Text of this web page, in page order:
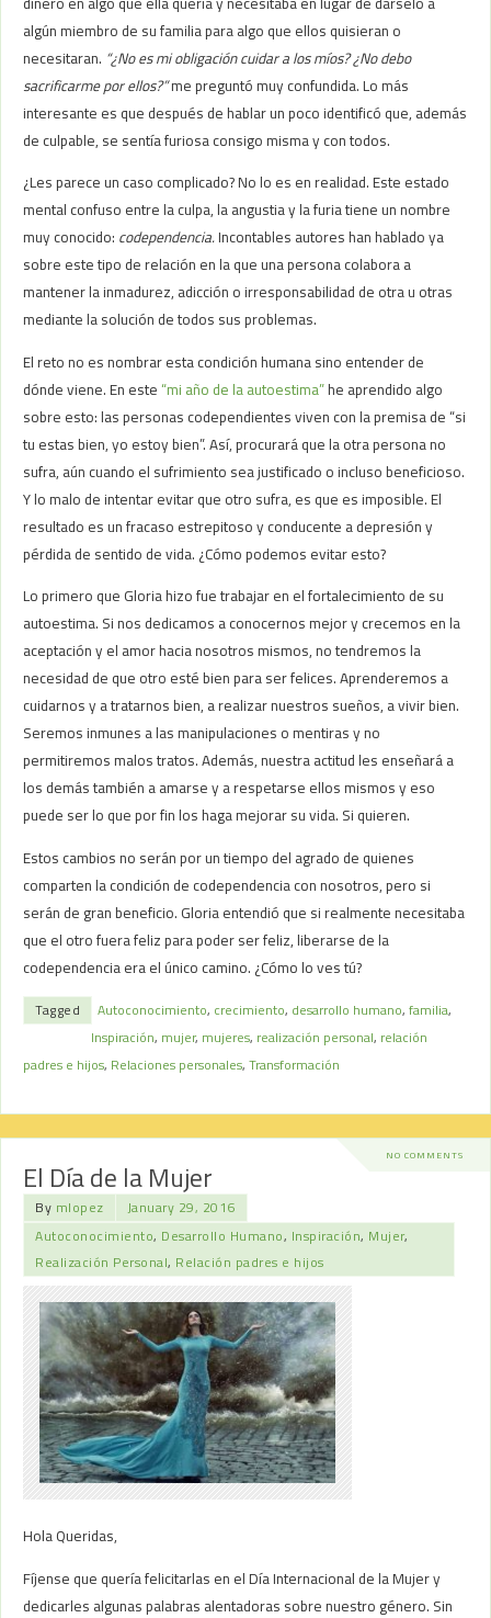
algún miembro de su familia para algo que ellos quisieran o
necesitaran. “¿No es mi obligación cuidar a los míos? ¿No debo
sacrificarme por ellos?”me preguntó muy confundida. Lo más
interesante es que después de hablar un poco identificó que, además
de culpable, se sentía furiosa consigo misma y con todos.
¿Les parece un caso complicado? No lo es en realidad. Este estado
mental confuso entre la culpa, la angustia y la furia tiene un nombre
muy conocido: codependencia. Incontables autores han hablado ya
sobre este tipo de relación en la que una persona colabora a
mantener la inmadurez, adicción o irresponsabilidad de otra u otras
mediante la solución de todos sus problemas.
El reto no es nombrar esta condición humana sino entender de
dónde viene. En este“mi año de la autoestima” he aprendido algo
sobre esto: las personas codependientes viven con la premisa de “si
tu estas bien, yo estoy bien”. Así, procurará que la otra persona no
sufra, aún cuando el sufrimiento sea justificado o incluso beneficioso.
Y lo malo de intentar evitar que otro sufra, es que es imposible. El
resultado es un fracaso estrepitoso y conducente a depresión y
pérdida de sentido de vida. ¿Cómo podemos evitar esto?
Lo primero que Gloria hizo fue trabajar en el fortalecimiento de su
autoestima. Si nos dedicamos a conocernos mejor y crecemos en la
aceptación y el amor hacia nosotros mismos, no tendremos la
necesidad de que otro esté bien para ser felices. Aprenderemos a
cuidarnos y a tratarnos bien, a realizar nuestros sueños, a vivir bien.
Seremos inmunes a las manipulaciones o mentiras y no
permitiremos malos tratos. Además, nuestra actitud les enseñará a
los demás también a amarse y a respetarse ellos mismos y eso
puede ser lo que por fin los haga mejorar su vida. Si quieren.
Estos cambios no serán por un tiempo del agrado de quienes
comparten la condición de codependencia con nosotros, pero si
serán de gran beneficio. Gloria entendió que si realmente necesitaba
que el otro fuera feliz para poder ser feliz, liberarse de la
codependencia era el único camino. ¿Cómo lo ves tú?
Tagged Autoconocimiento, crecimiento, desarrollo humano,familia,
Inspiración, mujer, mujeres, realización personal, relación
padres e hijos, Relaciones personales,Transformación
NO COMMENTS
El Día de la Mujer
By mlopez
January 29, 2016
Autoconocimiento, Desarrollo Humano, Inspiración, Mujer,
Realización Personal, Relación padres e hijos
Hola Queridas,
Fíjense que quería felicitarlas en el Día Internacional de la Mujer y
dedicarles algunas palabras alentadoras sobre nuestro género. Sin